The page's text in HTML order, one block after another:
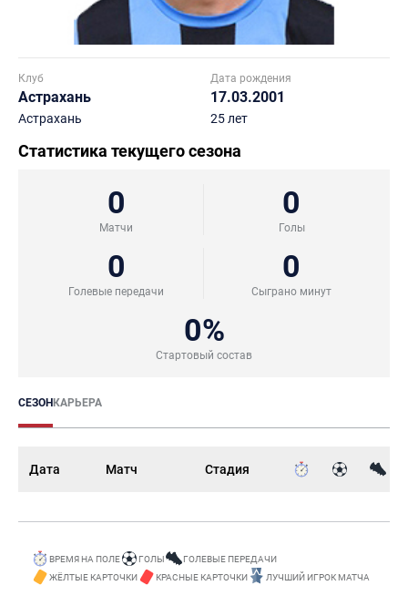
Клуб
Астрахань
Астрахань
Дата рождения
17.03.2001
25 лет
Статистика текущего сезона
0
Матчи
0
Голы
0
Голевые передачи
0
Сыграно минут
0%
Стартовый состав
СЕЗОНКАРЬЕРА
Дата Матч Стадия
ВРЕМЯ НА ПОЛЕ ГОЛЫ
ГОЛЕВЫЕ ПЕРЕДАЧИ
ЖЁЛТЫЕ КАРТОЧКИ
КРАСНЫЕ КАРТОЧКИ ЛУЧШИЙ ИГРОК МАТЧА